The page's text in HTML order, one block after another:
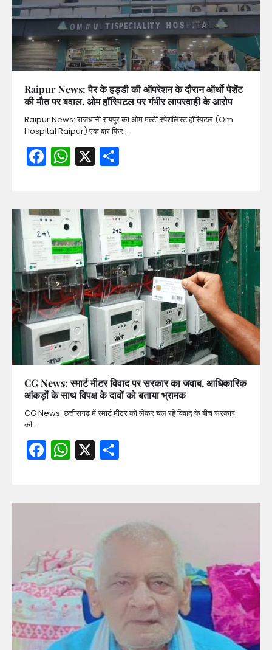
Raipur News: पैर के हड्डी की ऑपरेशन के दौरान ऑर्थो पेशेंट
की मौत पर बवाल, ओम हॉस्पिटल पर गंभीर लापरवाही के आरोप
Raipur News: राजधानी रायपुर का ओम मल्टी स्पेशलिस्ट हॉस्पिटल (Om
Hospital Raipur) एक बार फिर…
Facebook
WhatsApp
X
CG News: स्मार्ट मीटर विवाद पर सरकार का जवाब, आधिकारिक
आंकड़ों के साथ विपक्ष के दावों को बताया भ्रामक
CG News: छत्तीसगढ़ में स्मार्ट मीटर को लेकर चल रहे विवाद के बीच सरकार
की…
Facebook
WhatsApp
X